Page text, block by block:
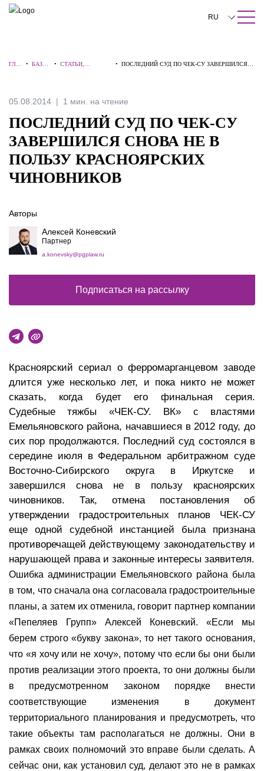
ПОИСК ПО САЙТУ Закрыть
RU
中文
ГЛА
• БАЗА
•СТАТЬИ,
• ПОСЛЕДНИЙ СУД ПО ЧЕК-СУ ЗАВЕРШИЛСЯ
05.08.2014 1 мин. на чтение
ПОСЛЕДНИЙ СУД ПО ЧЕК-СУ
ЗАВЕРШИЛСЯ СНОВА НЕ В
ПОЛЬЗУ КРАСНОЯРСКИХ
ЧИНОВНИКОВ
Красноярский сериал о ферромарганцевом заводе
длится уже несколько лет, и пока никто не может
сказать, когда будет его финальная серия.
Судебные тяжбы «ЧЕК-СУ. ВК» с властями
Емельяновского района, начавшиеся в 2012 году, до
сих пор продолжаются. Последний суд состоялся в
середине июля в Федеральном арбитражном суде
Восточно-Сибирского округа в Иркутске и
завершился снова не в пользу красноярских
чиновников. Так, отмена постановления об
утверждении градостроительных планов ЧЕК-СУ
еще одной судебной инстанцией была признана
противоречащей действующему законодательству и
нарушающей права и законные интересы заявителя.
Ошибка администрации Емельяновского района была
в том, что сначала она согласовала градостроительные
планы, а затем их отменила, говорит партнер компании
«Пепеляев Групп» Алексей Коневский. «Если мы
берем строго «букву закона», то нет такого основания,
что «я хочу или не хочу», потому что если бы они были
против реализации этого проекта, то они должны были
в предусмотренном законом порядке внести
соответствующие изменения в документ
территориального планирования и предусмотреть, что
такие объекты там располагаться не должны. Они в
рамках своих полномочий это вправе были сделать. А
сейчас они, как установил суд, делают это не в рамках
Авторы
Алексей Коневский
Партнер
a.konevsky@pgplaw.ru
Подписаться на рассылку